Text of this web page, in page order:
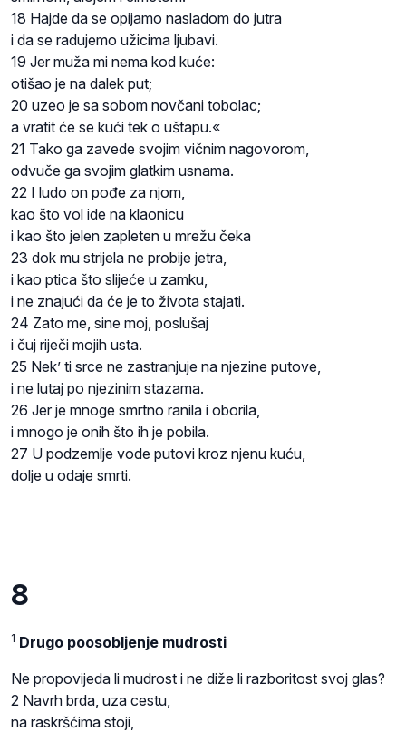
18 Hajde da se opijamo nasladom do jutra
i da se radujemo užicima ljubavi.
19 Jer muža mi nema kod kuće:
otišao je na dalek put;
20 uzeo je sa sobom novčani tobolac;
a vratit će se kući tek o uštapu.«
21 Tako ga zavede svojim vičnim nagovorom,
odvuče ga svojim glatkim usnama.
22 I ludo on pođe za njom,
kao što vol ide na klaonicu
i kao što jelen zapleten u mrežu čeka
23 dok mu strijela ne probije jetra,
i kao ptica što slijeće u zamku,
i ne znajući da će je to života stajati.
24 Zato me, sine moj, poslušaj
i čuj riječi mojih usta.
25 Nek’ ti srce ne zastranjuje na njezine putove,
i ne lutaj po njezinim stazama.
26 Jer je mnoge smrtno ranila i oborila,
i mnogo je onih što ih je pobila.
27 U podzemlje vode putovi kroz njenu kuću,
dolje u odaje smrti.
8
1 Drugo poosobljenje mudrosti
Ne propovijeda li mudrost i ne diže li razboritost svoj glas?
2 Navrh brda, uza cestu,
na raskršćima stoji,